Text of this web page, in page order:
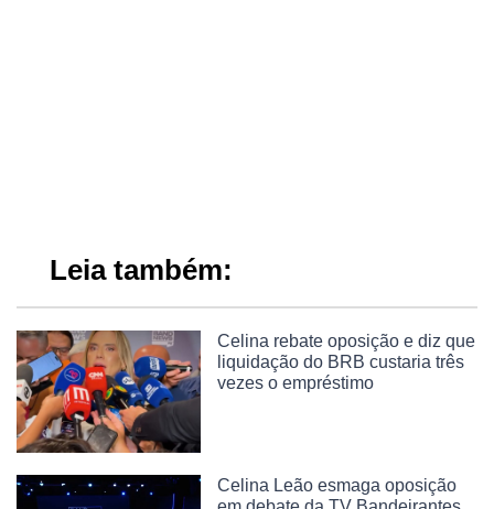
Leia também:
Celina rebate oposição e diz que
liquidação do BRB custaria três
vezes o empréstimo
Celina Leão esmaga oposição